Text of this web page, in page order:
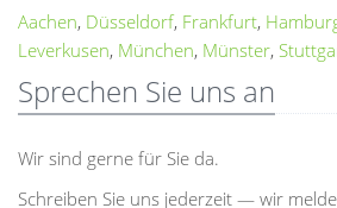
Aachen, Düsseldorf, Frankfurt,
Leverkusen, München, Münster,
Sprechen Sie uns an
Wir sind gerne für Sie da.
Schreiben Sie uns jederzeit — wir